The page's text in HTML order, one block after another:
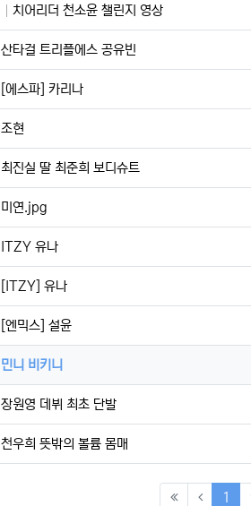
치어리더 천소윤 챌린지 영상
산타걸 트리플에스 공유빈
[에스파] 카리나
조현
최진실 딸 최준희 보디슈트
미연.jpg
ITZY 유나
[ITZY] 유나
[엔믹스] 설윤
민니 비키니
장원영 데뷔 최초 단발
천우희 뜻밖의 볼륨 몸매
1